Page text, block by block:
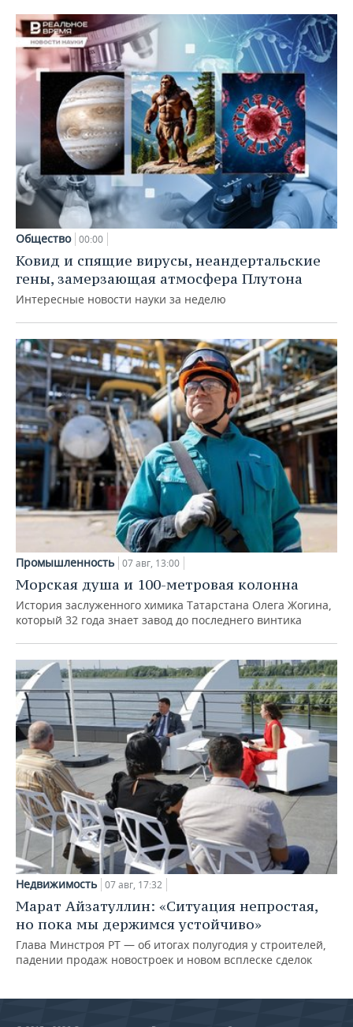
Общество 00:00
Ковид и спящие вирусы, неандертальские
гены, замерзающая атмосфера Плутона
Интересные новости науки за неделю
Промышленность 07 авг, 13:00
Морская душа и 100-метровая колонна
История заслуженного химика Татарстана Олега Жогина,
который 32 года знает завод до последнего винтика
Недвижимость 07 авг, 17:32
Марат Айзатуллин: «Ситуация непростая,
но пока мы держимся устойчиво»
Глава Минстроя РТ — об итогах полугодия у строителей,
падении продаж новостроек и новом всплеске сделок